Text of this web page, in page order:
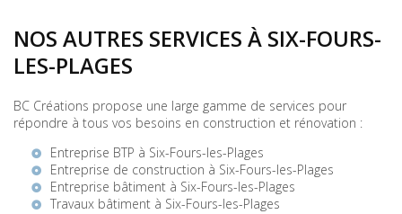
NOS AUTRES SERVICES À SIX-FOURS-
LES-PLAGES
BC Créations propose une large gamme de services pour
répondre à tous vos besoins en construction et rénovation :
Entreprise BTP à Six-Fours-les-Plages
Entreprise de construction à Six-Fours-les-Plages
Entreprise bâtiment à Six-Fours-les-Plages
Travaux bâtiment à Six-Fours-les-Plages